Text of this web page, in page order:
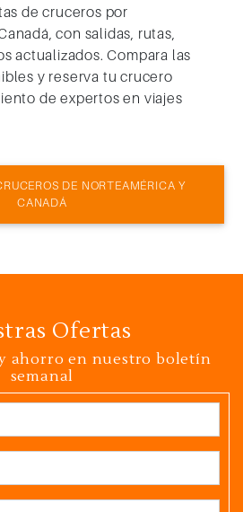
de cruceros por
con salidas, rutas,
actualizados. Compara las
y reserva tu crucero
de expertos en viajes
DE NORTEAMÉRICA Y
CANADÁ
Ofertas
ahorro en nuestro boletín
semanal